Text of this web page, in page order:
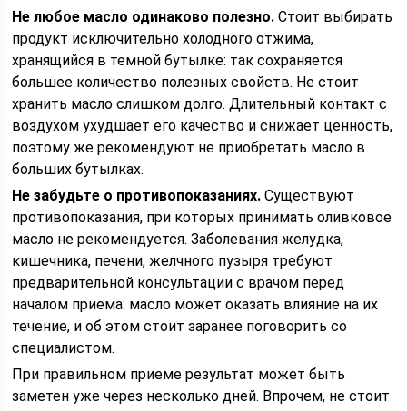
Не любое масло одинаково полезно. Стоит выбирать
продукт исключительно холодного отжима,
хранящийся в темной бутылке: так сохраняется
большее количество полезных свойств. Не стоит
хранить масло слишком долго. Длительный контакт с
воздухом ухудшает его качество и снижает ценность,
поэтому же рекомендуют не приобретать масло в
больших бутылках.
Не забудьте о противопоказаниях. Существуют
противопоказания, при которых принимать оливковое
масло не рекомендуется. Заболевания желудка,
кишечника, печени, желчного пузыря требуют
предварительной консультации с врачом перед
началом приема: масло может оказать влияние на их
течение, и об этом стоит заранее поговорить со
специалистом.
При правильном приеме результат может быть
заметен уже через несколько дней. Впрочем, не стоит